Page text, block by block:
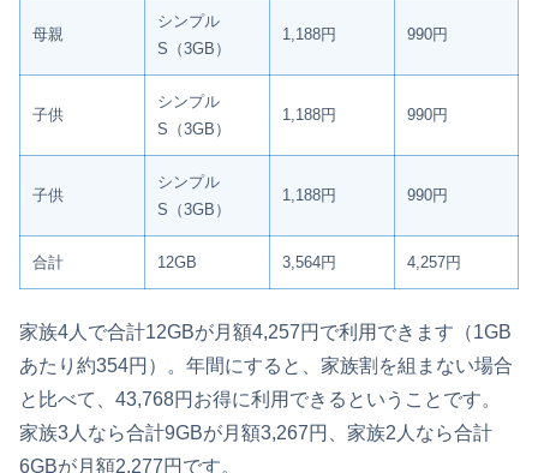
母親
シンプル
S（3GB）
1,188円 990円
子供
シンプル
S（3GB）
1,188円 990円
子供
シンプル
S（3GB）
1,188円 990円
合計 12GB 3,564円 4,257円
家族4人で合計12GBが月額4,257円で利用できます（1GB
あたり約354円）。年間にすると、家族割を組まない場合
と比べて、43,768円お得に利用できるということです。
家族3人なら合計9GBが月額3,267円、家族2人なら合計
6GBが月額2,277円です。